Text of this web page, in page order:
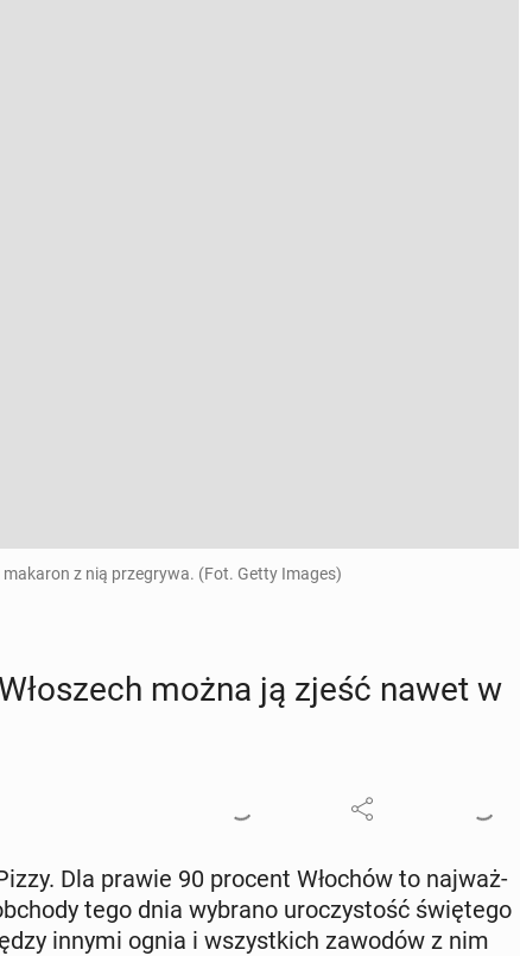
z nią przegrywa. (Fot. Getty Images)
można ją zjeść nawet w
Dla prawie 90 procent Włochów to naj­waż­
tego dnia wybrano uro­czy­stość świę­te­go
innymi ognia i wszyst­kich zawodów z nim